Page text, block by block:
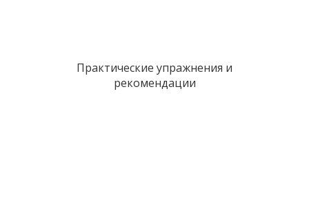
Практические упражнения и
рекомендации